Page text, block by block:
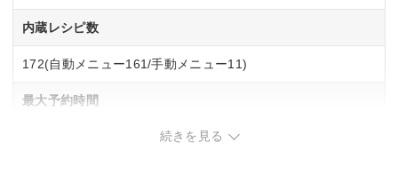
内蔵レシピ数
172(自動メニュー161/手動メニュー11)
最大予約時間
続きを見る